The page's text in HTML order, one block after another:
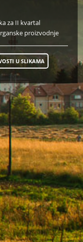
za II kvartal
proizvodnje
U SLIKAMA